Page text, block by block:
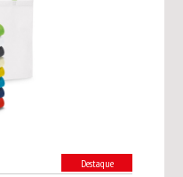
Destaque